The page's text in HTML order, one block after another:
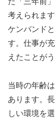
考えられま
ケンバンド
す。仕事が
えたことが
当時の年齢
あります。
しい環境を